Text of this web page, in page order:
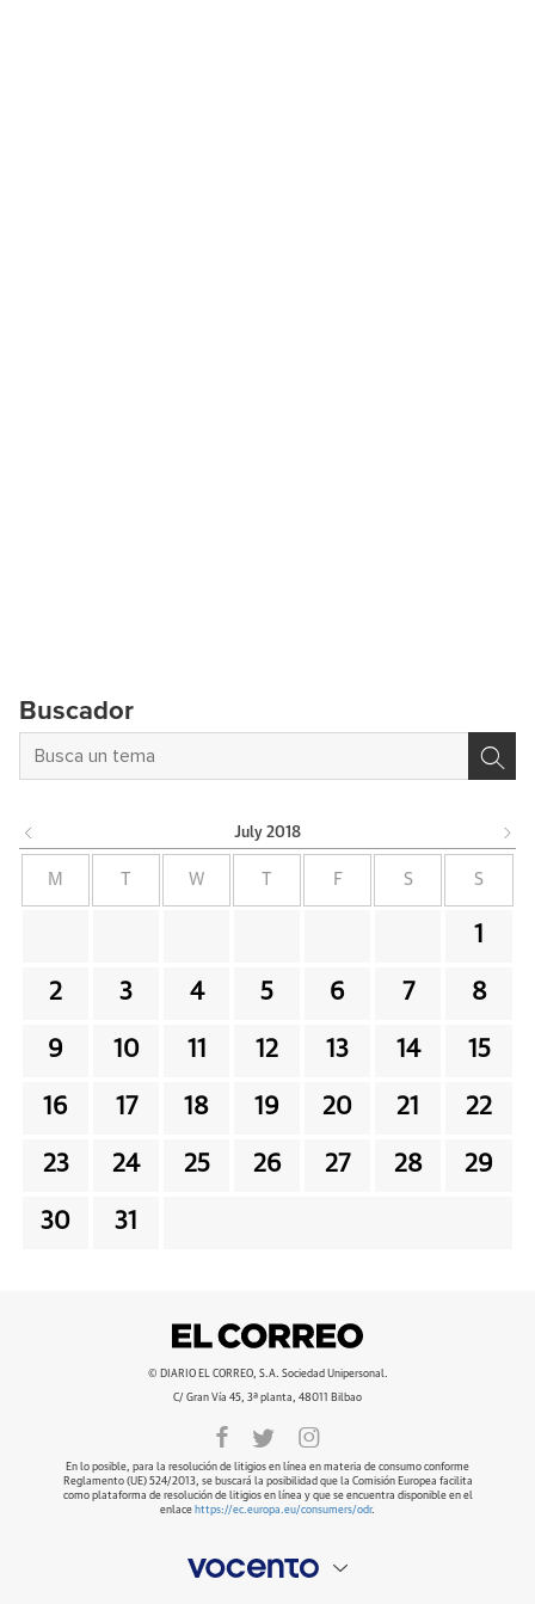
Buscador
July 2018
M W F S S
1
2 3 4 5 6 7 8
9 10 11 12 13 14 15
16 17 18 19 20 21 22
23 24 25 26 27 28 29
30 31
© DIARIO EL CORREO, S.A. Sociedad Unipersonal.
C/ Gran Vía 45, 3ª planta, 48011 Bilbao
En lo posible, para la resolución de litigios en línea en materia de consumo conforme
Reglamento (UE) 524/2013, se buscará la posibilidad que la Comisión Europea facilita
como plataforma de resolución de litigios en línea y que se encuentra disponible en el
enlace https://ec.europa.eu/consumers/odr.